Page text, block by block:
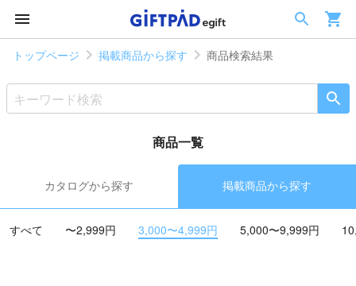
トップページ 掲載商品から探す 商品検索結果
商品一覧
カタログから探す 掲載商品から探す
すべて 〜2,999円 3,000〜4,999円 5,000〜9,999円